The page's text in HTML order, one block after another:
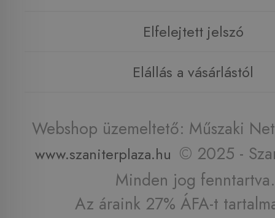
Elfelejtett jelszó
Elállás a vásárlástól
Webshop üzemeltető: Műszaki
www.szaniterplaza.hu © 2025 -
Minden jog fenntartva.
Az áraink 27% ÁFA-t